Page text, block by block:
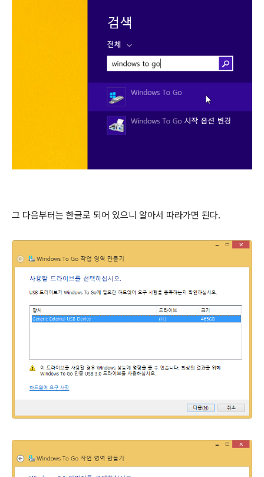
그 다음부터는 한글로 되어 있으니 알아서 따라가면 된다.